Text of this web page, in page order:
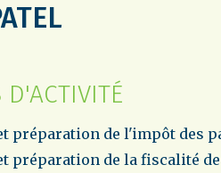
préparation de l'impôt des
préparation de la fiscalité